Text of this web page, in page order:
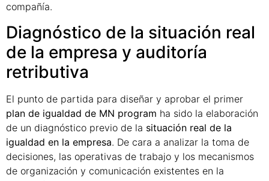
compañía.
Diagnóstico de la situación real
de la empresa y auditoría
retributiva
El punto de partida para diseñar y aprobar el primer
plan de igualdad de MN program ha sido la elaboración
de un diagnóstico previo de la situación real de la
igualdad en la empresa. De cara a analizar la toma de
decisiones, las operativas de trabajo y los mecanismos
de organización y comunicación existentes en la